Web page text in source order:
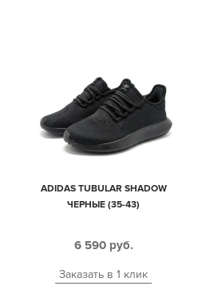
ADIDAS TUBULAR SHADOW
ЧЕРНЫЕ (35-43)
6 590 руб.
Заказать в 1 клик